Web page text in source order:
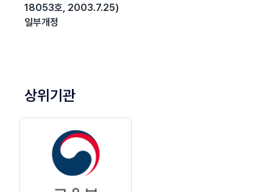
18053호, 2003.7.25)
일부개정
상위기관